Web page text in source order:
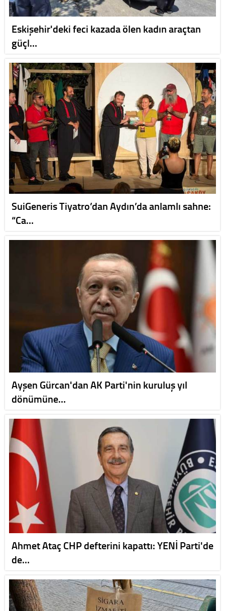
Eskişehir'deki feci kazada ölen kadın araçtan
güçl…
SuiGeneris Tiyatro’dan Aydın’da anlamlı sahne:
“Ca…
Ayşen Gürcan'dan AK Parti'nin kuruluş yıl
dönümüne…
Ahmet Ataç CHP defterini kapattı: YENİ Parti'de
de…